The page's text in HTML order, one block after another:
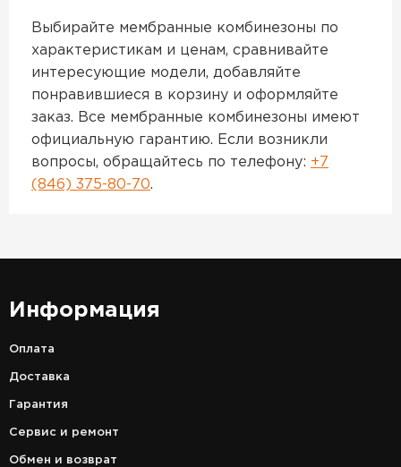
Выбирайте мембранные комбинезоны по
характеристикам и ценам, сравнивайте
интересующие модели, добавляйте
понравившиеся в корзину и оформляйте
заказ. Все мембранные комбинезоны имеют
официальную гарантию. Если возникли
вопросы, обращайтесь по телефону: +7
(846) 375-80-70.
Информация
Оплата
Доставка
Гарантия
Сервис и ремонт
Обмен и возврат